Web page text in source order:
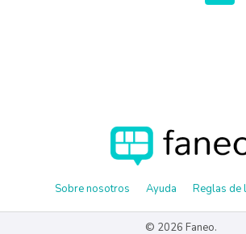
Sobre nosotros Ayuda Reglas de
© 2026 Faneo.